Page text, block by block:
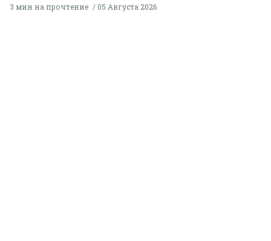
3 мин на прочтение 05 Августа 2026